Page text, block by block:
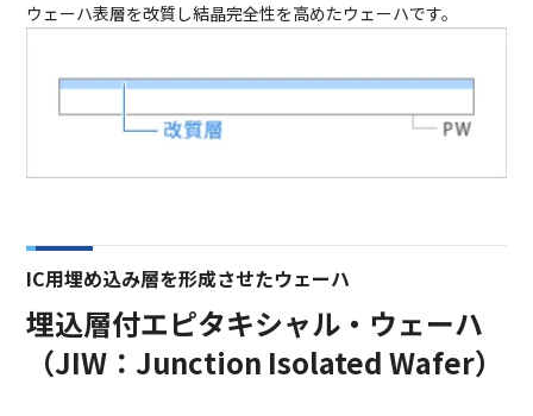
ウェーハ表層を改質し結晶完全性を高めたウェーハです。
IC用埋め込み層を形成させたウェーハ
埋込層付エピタキシャル・ウェーハ
（JIW：Junction Isolated Wafer）